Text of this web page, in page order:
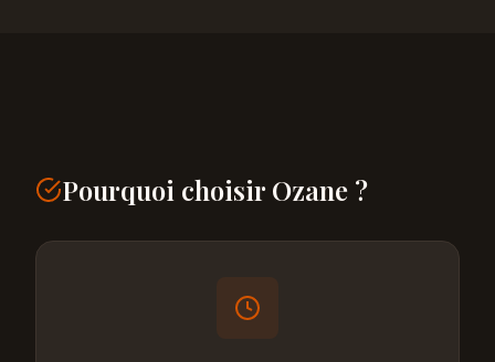
Pourquoi choisir Ozane ?